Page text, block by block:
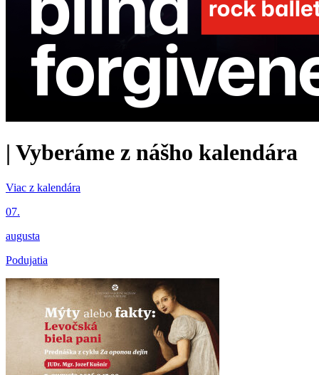
| Vyberáme z nášho kalendára
Viac z kalendára
07.
augusta
Podujatia